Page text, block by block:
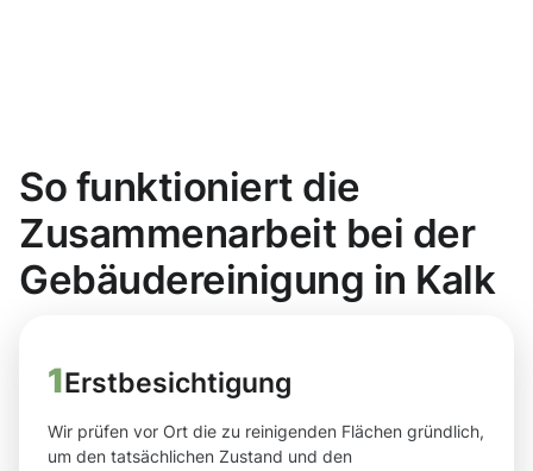
So funktioniert die
Zusammenarbeit bei der
Gebäudereinigung in Kalk
1Erstbesichtigung
Wir prüfen vor Ort die zu reinigenden Flächen gründlich,
um den tatsächlichen Zustand und den